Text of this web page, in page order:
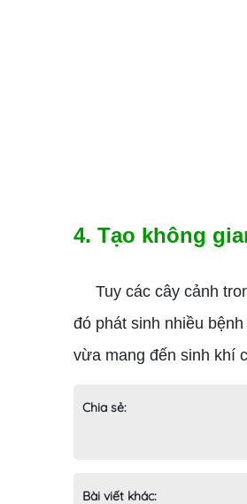
4. Tạo không
Tuy các cây cảnh
đó phát sinh nhiều
vừa mang đến sinh khí
Chia sẻ:
Bài viết khác: